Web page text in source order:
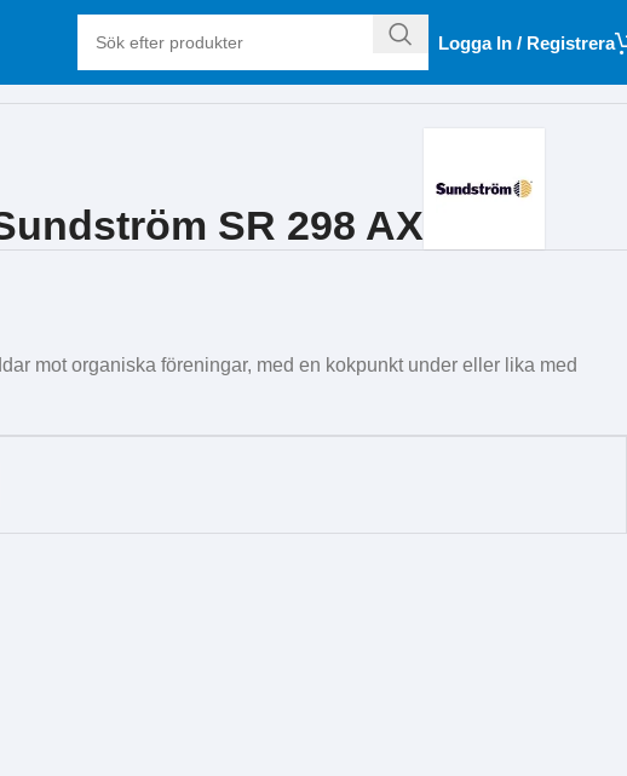
Logga In / Registrera
SR 298 AX
mot organiska föreningar, med en kokpunkt under eller lika med